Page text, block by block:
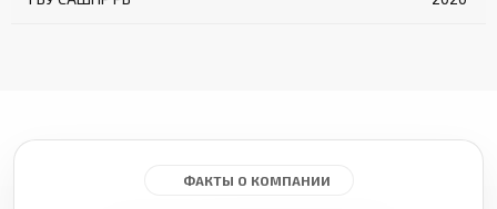
ФАКТЫ О КОМПАНИИ